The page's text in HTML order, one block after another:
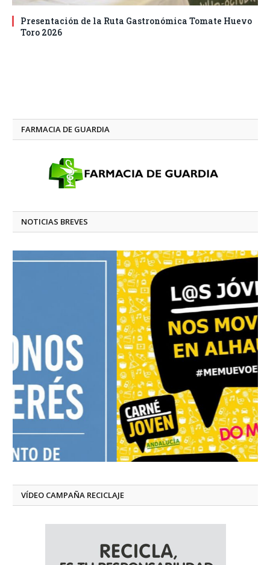
Presentación de la Ruta Gastronómica Tomate Huevo
Toro 2026
FARMACIA DE GUARDIA
NOTICIAS BREVES
VÍDEO CAMPAÑA RECICLAJE